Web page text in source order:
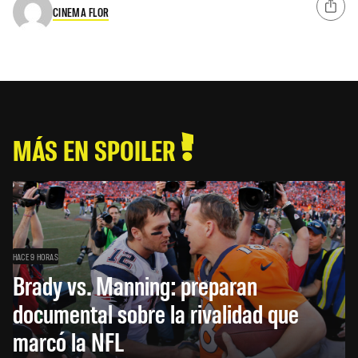
CINEMA FLOR
MÁS EN SPOILER
HACE 9 HORAS
Brady vs. Manning: preparan
documental sobre la rivalidad que
marcó la NFL